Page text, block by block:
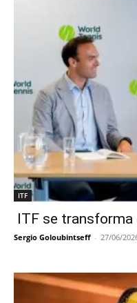
ITF
ITF se transforma
Sergio Goloubintseff - 27/06/